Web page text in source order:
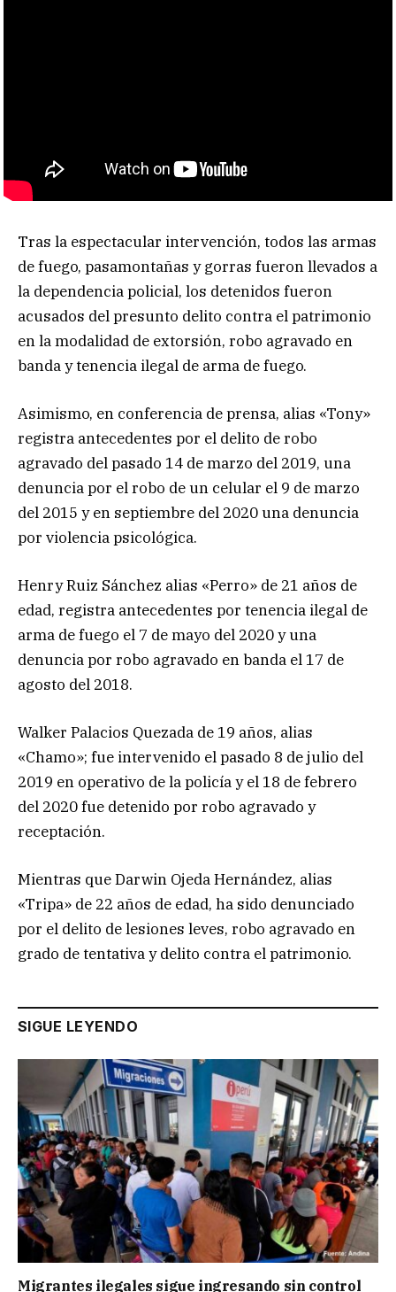
Tras la espectacular intervención, todos las armas
de fuego, pasamontañas y gorras fueron llevados a
la dependencia policial, los detenidos fueron
acusados del presunto delito contra el patrimonio
en la modalidad de extorsión, robo agravado en
banda y tenencia ilegal de arma de fuego.
Asimismo, en conferencia de prensa, alias «Tony»
registra antecedentes por el delito de robo
agravado del pasado 14 de marzo del 2019, una
denuncia por el robo de un celular el 9 de marzo
del 2015 y en septiembre del 2020 una denuncia
por violencia psicológica.
Henry Ruiz Sánchez alias «Perro» de 21 años de
edad, registra antecedentes por tenencia ilegal de
arma de fuego el 7 de mayo del 2020 y una
denuncia por robo agravado en banda el 17 de
agosto del 2018.
Walker Palacios Quezada de 19 años, alias
«Chamo»; fue intervenido el pasado 8 de julio del
2019 en operativo de la policía y el 18 de febrero
del 2020 fue detenido por robo agravado y
receptación.
Mientras que Darwin Ojeda Hernández, alias
«Tripa» de 22 años de edad, ha sido denunciado
por el delito de lesiones leves, robo agravado en
grado de tentativa y delito contra el patrimonio.
SIGUE LEYENDO
Migrantes ilegales sigue ingresando sin control